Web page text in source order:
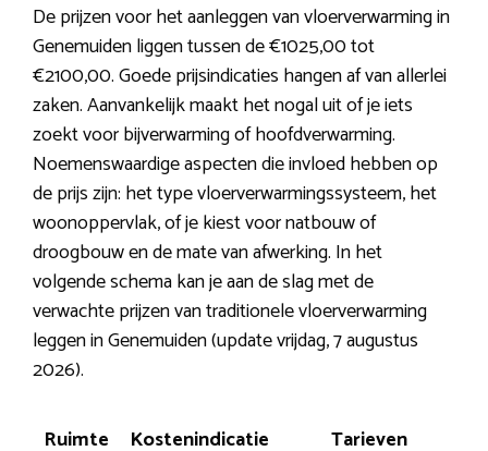
De prijzen voor het aanleggen van vloerverwarming in
Genemuiden liggen tussen de €1025,00 tot
€2100,00. Goede prijsindicaties hangen af van allerlei
zaken. Aanvankelijk maakt het nogal uit of je iets
zoekt voor bijverwarming of hoofdverwarming.
Noemenswaardige aspecten die invloed hebben op
de prijs zijn: het type vloerverwarmingssysteem, het
woonoppervlak, of je kiest voor natbouw of
droogbouw en de mate van afwerking. In het
volgende schema kan je aan de slag met de
verwachte prijzen van traditionele vloerverwarming
leggen in Genemuiden (update vrijdag, 7 augustus
2026).
Ruimte
Kostenindicatie
Tarieven